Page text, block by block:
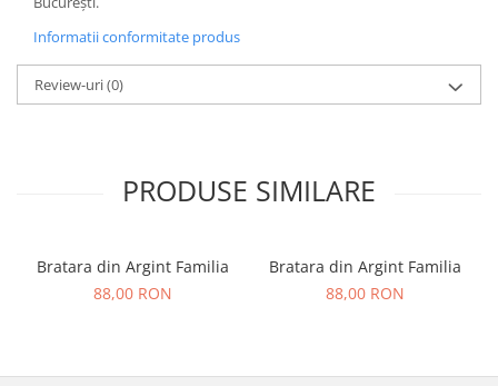
Informatii conformitate produs
Review-uri(0)
PRODUSE SIMILARE
Bratara din Argint Familia
88,00 RON
Bratara din Argint Familia
88,00 RON